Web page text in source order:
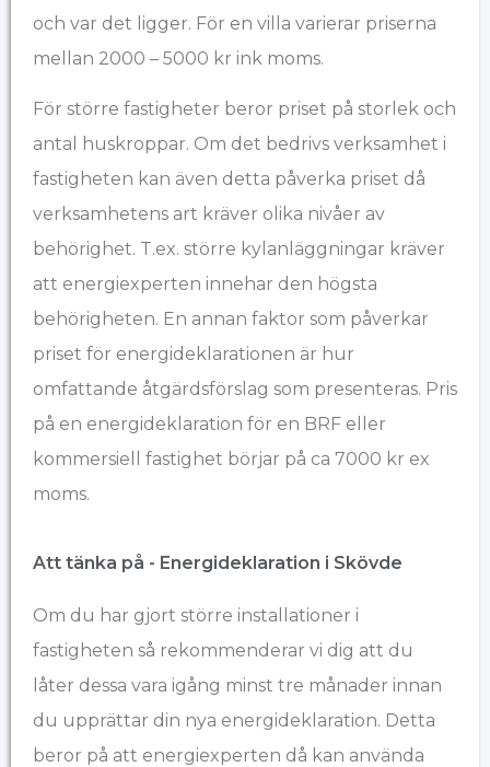
och var det ligger. För en villa varierar priserna
mellan 2000 – 5000 kr ink moms.
För större fastigheter beror priset på storlek och
antal huskroppar. Om det bedrivs verksamhet i
fastigheten kan även detta påverka priset då
verksamhetens art kräver olika nivåer av
behörighet. T.ex. större kylanläggningar kräver
att energiexperten innehar den högsta
behörigheten. En annan faktor som påverkar
priset för energideklarationen är hur
omfattande åtgärdsförslag som presenteras. Pris
på en energideklaration för en BRF eller
kommersiell fastighet börjar på ca 7000 kr ex
moms.
Att tänka på - Energideklaration i Skövde
Om du har gjort större installationer i
fastigheten så rekommenderar vi dig att du
låter dessa vara igång minst tre månader innan
du upprättar din nya energideklaration. Detta
beror på att energiexperten då kan använda